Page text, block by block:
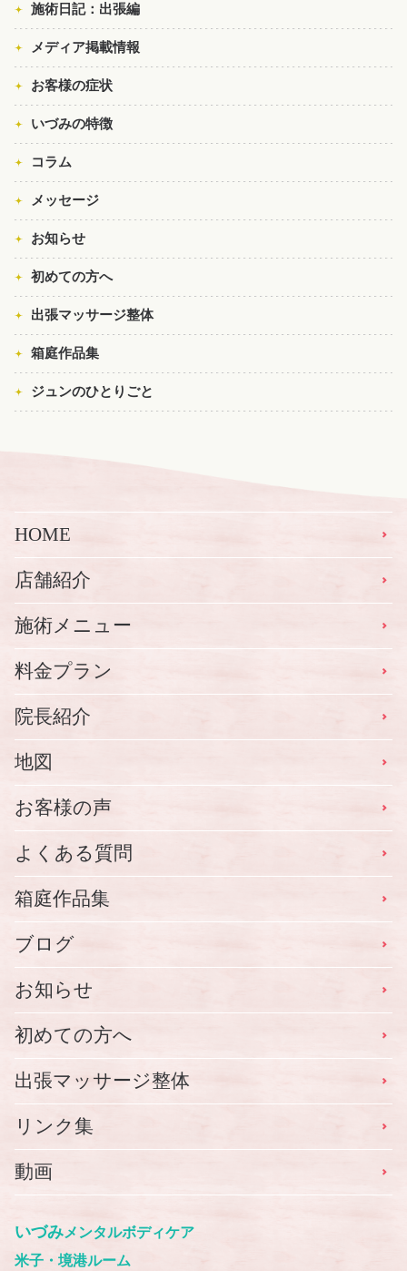
施術日記：出張編
メディア掲載情報
お客様の症状
いづみの特徴
コラム
メッセージ
お知らせ
初めての方へ
出張マッサージ整体
箱庭作品集
ジュンのひとりごと
いづみメンタルボディケア
米子・境港ルーム
HOME
店舗紹介
施術メニュー
料金プラン
院長紹介
地図
お客様の声
よくある質問
箱庭作品集
ブログ
お知らせ
初めての方へ
出張マッサージ整体
リンク集
動画